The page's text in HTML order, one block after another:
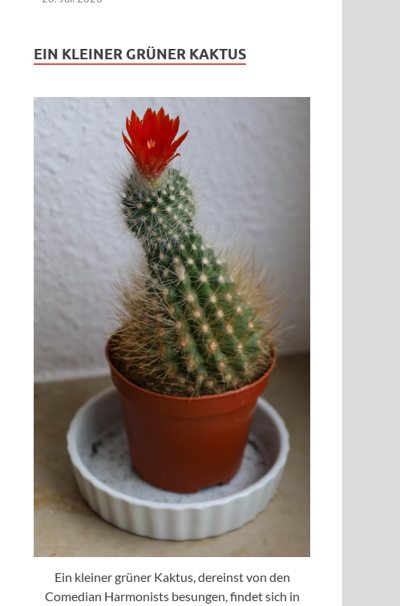
EIN KLEINER GRÜNER KAKTUS
Ein kleiner grüner Kaktus, dereinst von den
Comedian Harmonists besungen, findet sich in